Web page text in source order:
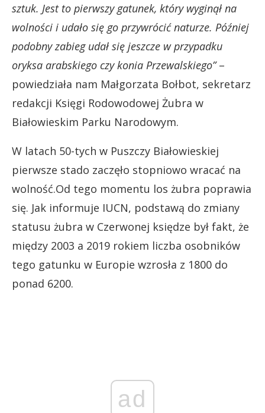
sztuk. Jest to pierwszy gatunek, który wyginął na
wolności i udało się go przywrócić naturze. Później
podobny zabieg udał się jeszcze w przypadku
oryksa arabskiego czy konia Przewalskiego”–
powiedziała nam Małgorzata Bołbot, sekretarz
redakcji Księgi Rodowodowej Żubra w
Białowieskim Parku Narodowym.
W latach 50-tych w Puszczy Białowieskiej
pierwsze stado zaczęło stopniowo wracać na
wolność.Od tego momentu los żubra poprawia
się. Jak informuje IUCN, podstawą do zmiany
statusu żubra w Czerwonej księdze był fakt, że
między 2003 a 2019 rokiem liczba osobników
tego gatunku w Europie wzrosła z 1800 do
ponad 6200.
ad